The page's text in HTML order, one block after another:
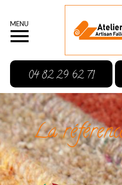
MENU
04 82 29 62 71
La